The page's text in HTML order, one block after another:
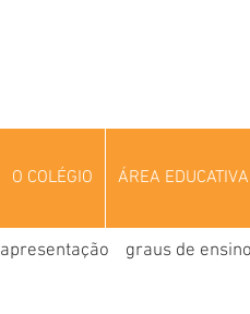
O COLÉGIO ÁREA EDUCATIVA
apresentação graus de